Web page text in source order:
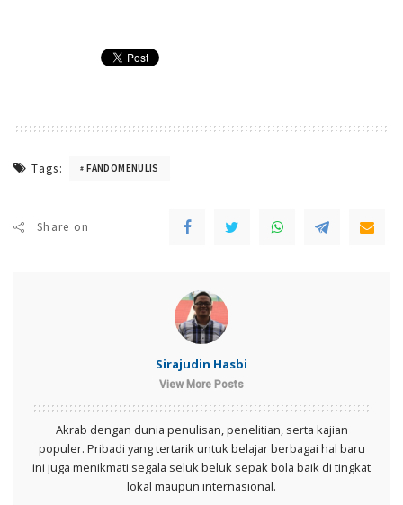
Tags: FANDOMENULIS
Share on
Sirajudin Hasbi
View More Posts
Akrab dengan dunia penulisan, penelitian, serta kajian
populer. Pribadi yang tertarik untuk belajar berbagai hal baru
ini juga menikmati segala seluk beluk sepak bola baik di tingkat
lokal maupun internasional.